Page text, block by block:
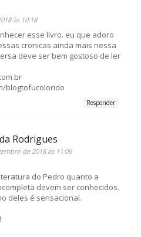
às 10:18
esse livro. eu que adoro
cronicas ainda mais nessa
deve ser bem gostoso de ler
blogtofucolorido
Responder
Rodrigues
de 2018 às 11:06
do Pedro quanto a
devem ser conhecidos.
deles é sensacional.